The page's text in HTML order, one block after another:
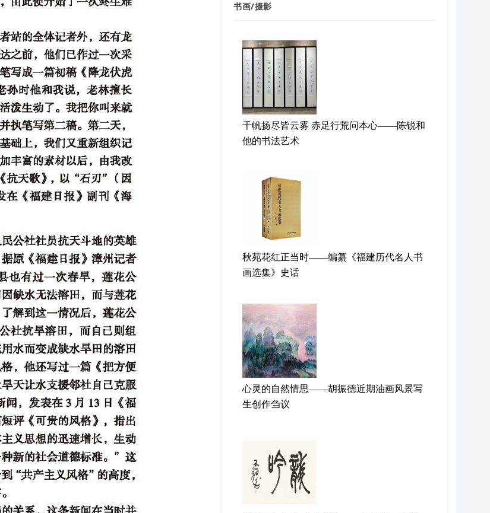
书画/摄影
千帆扬尽皆云雾 赤足行荒问本心——陈锐和
他的书法艺术
秋苑花红正当时——编纂《福建历代名人书
画选集》史话
心灵的自然情思——胡振德近期油画风景写
生创作刍议